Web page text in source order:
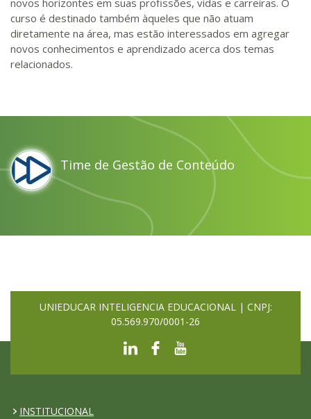
novos horizontes em suas profissões, vidas e carreiras. O
curso é destinado também àqueles que não atuam
diretamente na área, mas estão interessados em agregar
novos conhecimentos e aprendizado acerca dos temas
relacionados.
Time de Gestão de Conteúdo
UNIEDUCAR INTELIGENCIA EDUCACIONAL | CNPJ:
05.569.970/0001-26
INSTITUCIONAL